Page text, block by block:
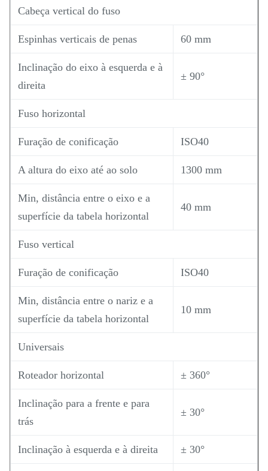
Cabeça vertical do fuso
Espinhas verticais de penas 60 mm
Inclinação do eixo à esquerda e à
direita
± 90°
Fuso horizontal
Furação de conificação ISO40
A altura do eixo até ao solo 1300 mm
Min, distância entre o eixo e a
superfície da tabela horizontal
40 mm
Fuso vertical
Furação de conificação ISO40
Min, distância entre o nariz e a
superfície da tabela horizontal
10 mm
Universais
Roteador horizontal ± 360°
Inclinação para a frente e para
trás
± 30°
Inclinação à esquerda e à direita ± 30°